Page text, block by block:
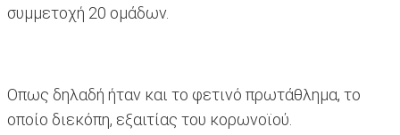
συμμετοχή 20 ομάδων.
Οπως δηλαδή ήταν και το φετινό πρωτάθλημα, το
οποίο διεκόπη, εξαιτίας του κορωνοϊού.